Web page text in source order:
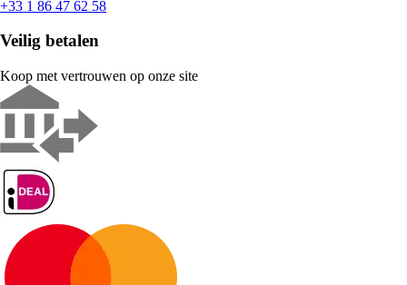
+33 1 86 47 62 58
Veilig betalen
Koop met vertrouwen op onze site